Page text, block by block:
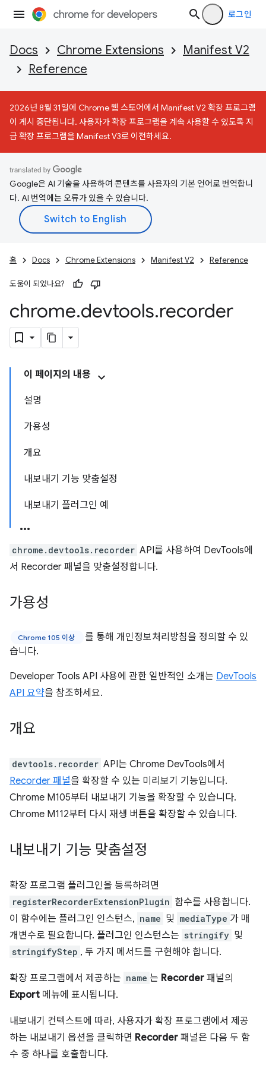
로그인
Docs Chrome Extensions
Manifest V2
Reference
2026년 8월 31일에 Chrome 웹 스토어에서 Manifest V2 확장 프로그램
이 게시 중단됩니다. 사용자가 확장 프로그램을 계속 사용할 수 있도록 지
금 확장 프로그램을 Manifest V3로 이전하세요.
Google은 AI 기술을 사용하여 콘텐츠를 사용자의 기본 언어로 번역합니
다. AI 번역에는 오류가 있을 수 있습니다.
홈 Docs Chrome Extensions Manifest V2 Reference
도움이 되었나요?
chrome.devtools.recorder
이 페이지의 내용
설명
가용성
개요
내보내기 기능 맞춤설정
내보내기 플러그인 예
chrome.devtools.recorder API를 사용하여 DevTools에
서 Recorder 패널을 맞춤설정합니다.
가용성
Chrome 105 이상
를 통해 개인정보처리방침을 정의할 수 있
습니다.
Developer Tools API 사용에 관한 일반적인 소개는 DevTools
API 요약을 참조하세요.
개요
devtools.recorder API는 Chrome DevTools에서
Recorder 패널을 확장할 수 있는 미리보기 기능입니다.
Chrome M105부터 내보내기 기능을 확장할 수 있습니다.
Chrome M112부터 다시 재생 버튼을 확장할 수 있습니다.
내보내기 기능 맞춤설정
확장 프로그램 플러그인을 등록하려면
registerRecorderExtensionPlugin 함수를 사용합니다.
이 함수에는 플러그인 인스턴스, name 및 mediaType 가 매
개변수로 필요합니다. 플러그인 인스턴스는 stringify 및
stringifyStep , 두 가지 메서드를 구현해야 합니다.
확장 프로그램에서 제공하는 name 는 Recorder 패널의
Export 메뉴에 표시됩니다.
내보내기 컨텍스트에 따라, 사용자가 확장 프로그램에서 제공
하는 내보내기 옵션을 클릭하면 Recorder 패널은 다음 두 함
수 중 하나를 호출합니다.